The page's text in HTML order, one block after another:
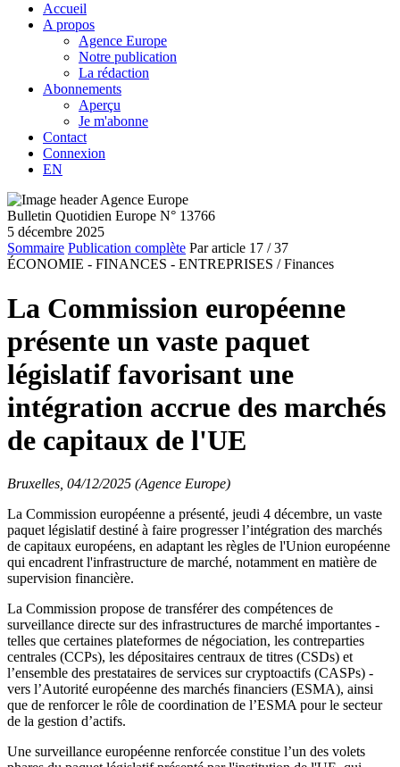
Accueil
A propos
Agence Europe
Notre publication
La rédaction
Abonnements
Aperçu
Je m'abonne
Contact
Connexion
EN
Bulletin Quotidien Europe N° 13766
5 décembre 2025
Sommaire Publication complète Par article 17 / 37
ÉCONOMIE - FINANCES - ENTREPRISES / Finances
La Commission européenne
présente un vaste paquet
législatif favorisant une
intégration accrue des marchés
de capitaux de l'UE
Bruxelles, 04/12/2025 (Agence Europe)
La Commission européenne a présenté, jeudi 4 décembre, un vaste
paquet législatif destiné à faire progresser l’intégration des marchés
de capitaux européens, en adaptant les règles de l'Union européenne
qui encadrent l'infrastructure de marché, notamment en matière de
supervision financière.
La Commission propose de transférer des compétences de
surveillance directe sur des infrastructures de marché importantes -
telles que certaines plateformes de négociation, les contreparties
centrales (CCPs), les dépositaires centraux de titres (CSDs) et
l’ensemble des prestataires de services sur cryptoactifs (CASPs) -
vers l’Autorité européenne des marchés financiers (ESMA), ainsi
que de renforcer le rôle de coordination de l’ESMA pour le secteur
de la gestion d’actifs.
Une surveillance européenne renforcée constitue l’un des volets